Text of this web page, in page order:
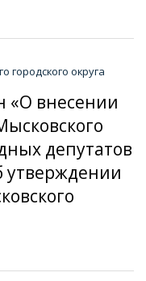
городского округа
«О внесении
депутатов
утверждении